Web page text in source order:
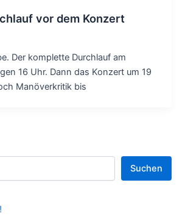
vor dem Konzert
Der komplette Durchlauf am
16 Uhr. Dann das Konzert um 19
Manöverkritik bis
Suchen